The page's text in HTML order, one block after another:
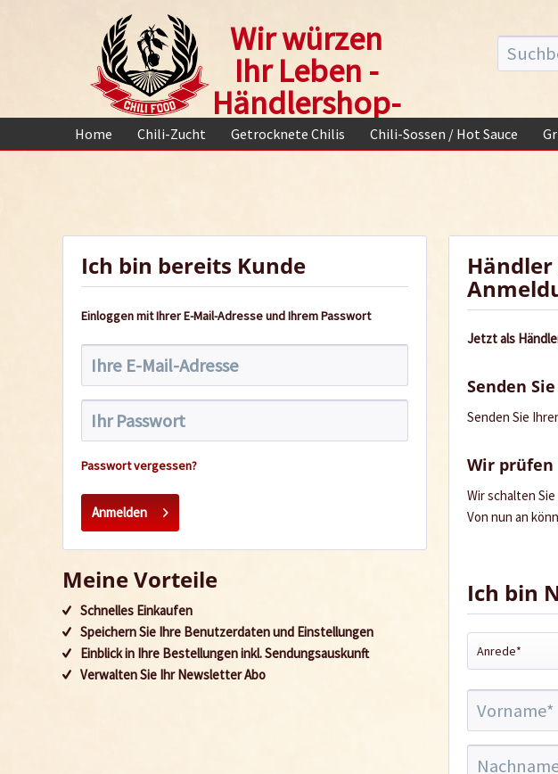
Wir würzen
Ihr Leben -
Händlershop-
Home Chili-Zucht Getrocknete Chilis Chili-Sossen / Hot Sauce
Jetzt als
Senden
Senden Sie
Wir prüfen
Wir schalten
Von nun an
Ich bin
Ich bin bereits Kunde
Einloggen mit Ihrer E-Mail-Adresse und Ihrem Passwort
Passwort vergessen?
Anmelden
Meine Vorteile
Schnelles Einkaufen
Speichern Sie Ihre Benutzerdaten und Einstellungen
Einblick in Ihre Bestellungen inkl. Sendungsauskunft
Verwalten Sie Ihr Newsletter Abo